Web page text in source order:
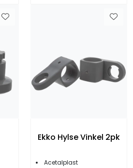
Ekko Hylse Vinkel 2pk
Acetalplast